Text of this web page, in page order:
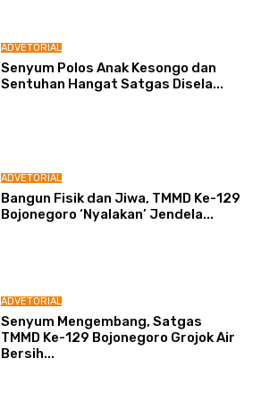
ADVETORIAL
Senyum Polos Anak Kesongo dan
Sentuhan Hangat Satgas Disela...
ADVETORIAL
Bangun Fisik dan Jiwa, TMMD Ke-129
Bojonegoro ‘Nyalakan’ Jendela...
ADVETORIAL
Senyum Mengembang, Satgas
TMMD Ke-129 Bojonegoro Grojok Air
Bersih...